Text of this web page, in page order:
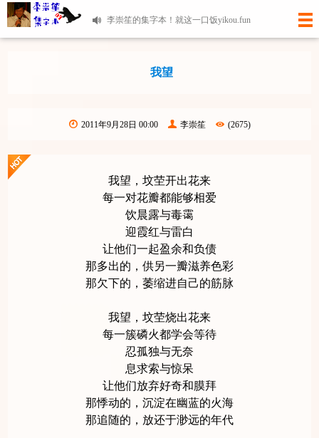
李崇笙的集字本！就这一口饭yikou.fun
我望
2011年9月28日 00:00 李崇笙 (2675)
我望，坟茔开出花来
每一对花瓣都能够相爱
饮晨露与毒霭
迎霞红与雷白
让他们一起盈余和负债
那多出的，供另一瓣滋养色彩
那欠下的，萎缩进自己的筋脉
我望，坟茔烧出花来
每一簇磷火都学会等待
忍孤独与无奈
息求索与惊呆
让他们放弃好奇和膜拜
那悸动的，沉淀在幽蓝的火海
那追随的，放还于渺远的年代